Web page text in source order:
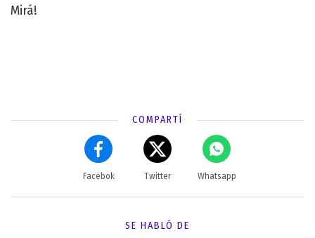
Mirá!
COMPARTÍ
Facebok Twitter Whatsapp
SE HABLÓ DE